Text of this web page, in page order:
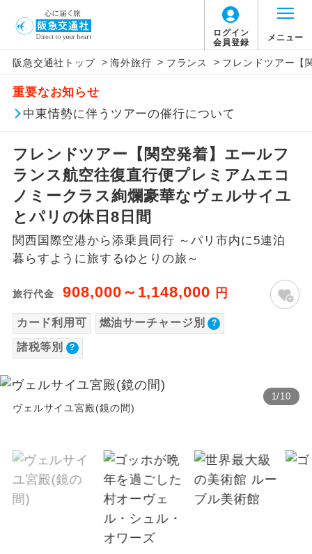
ログイン
会員登録
メニュー
阪急交通社トップ > 海外旅行 > フランス > フレンドツアー【
重要なお知らせ
中東情勢に伴うツアーの催行について
フレンドツアー【関空発着】エールフ
ランス航空往復直行便プレミアムエコ
ノミークラス絢爛豪華なヴェルサイユ
とパリの休日8日間
関西国際空港から添乗員同行 ～パリ市内に5連泊
暮らすように旅するゆとりの旅～
旅行代金 908,000～1,148,000 円
カード利用可 燃油サーチャージ別
諸税等別
1/10
ヴェルサイユ宮殿(鏡の間)
旅行代金に燃油サーチャージは含まれており
ません。別途お支払いが必要となります。
目安：121,000円（2026/04/30現在）
※上記の燃油サーチャージは変更になる場合
があります。
旅行代金に、以下の料金は含まれておりませ
ん。別途お支払が必要となります。
【日本国内空港施設使用料】
関西国際空港
大人（12歳以上）3,310円、子供（2歳以上12
歳未満）1,660円
【旅客保安サービス料】
関西国際空港
歳未満）320円
【海外空港諸税等】
旅行代金に各国空港の旅客サービス施設使用
支払いが必要となります。料金確定後、お知
らせいたします。
このツアーは以下の出発地から追加代金でご参
加いただけます。
※リクエスト受付の場合、ご手配の可否は後日回答さ
せていただきます。
追加代金にて各地発着ありとは
当ツアーは日程表に記載の出発空港だけで
鉄道などを利用しご参加いただけます。
ご同行者様が異なる発着地をご希望の場合
は、当社予約センターまで連絡ください。
アイコン 説明
添乗員同行
往路出発空港（駅）から復路到着空港
（駅）まで同行します。
現地係員同行
現地到着後、現地係員が同行しお世話い
たします。
バスガイド乗
バスガイドが乗務し、車内での観光案内
があります。
新コース 初登場のコースです。
世界遺産
ユネスコに登録されている文化遺産や自
然遺産を訪ねるコースです。
温泉 温泉地にも宿泊するコースです。
す。
大浴場 ご宿泊ホテルに大浴場が付いています。
全食事付き
全てのお食事が付いていますので、お食
事の心配はいりません。（機内食を除
く）
お部屋にてゆっくりとお召し上がりいた
だけます。